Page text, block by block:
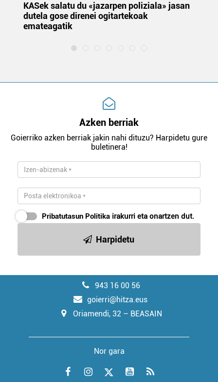
KASek salatu du «jazarpen poliziala» jasan
dutela gose direnei ogitartekoak
emateagatik
Azken berriak
Goierriko azken berriak jakin nahi dituzu? Harpidetu gure
buletinera!
Pribatutasun Politika irakurri eta onartzen dut.
Harpidetu
943 16 00 56
goierri@hitza.eus
Oriamendi, 32 – BEASAIN
Nor gara